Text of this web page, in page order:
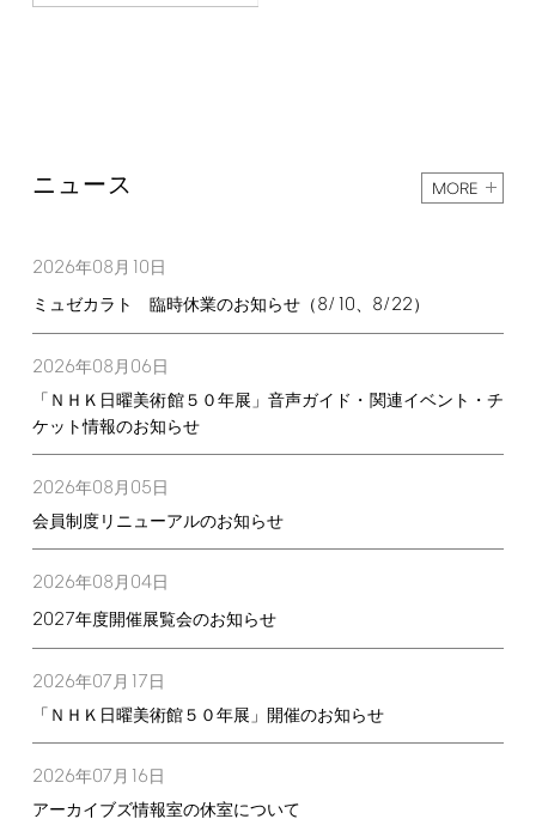
ニュース MORE
2026年08月 10日
ミュゼカラト 臨時休業のお知らせ（8/10、 8/22）
2026年08月 06日
「ＮＨＫ日曜美術館５０年展」音声ガイド・関連イベント・チ
ケット情報のお知らせ
2026年08月 05日
会員制度リニューアルのお知らせ
2026年08月 04日
2027年度開催展覧会のお知らせ
2026年07月 17日
「ＮＨＫ日曜美術館５０年展」開催のお知らせ
2026年07月 16日
アーカイブズ情報室の休室について